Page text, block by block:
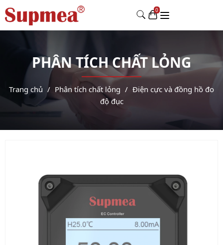
PHÂN TÍCH CHẤT LỎNG
Trang chủ Phân tích chất lỏng
Điện cực và đồng hồ đo
độ đục